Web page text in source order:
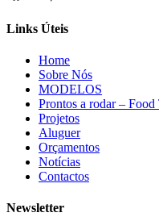
Links Úteis
Home
Sobre Nós
MODELOS
Prontos a rodar –
Projetos
Aluguer
Orçamentos
Notícias
Contactos
Newsletter